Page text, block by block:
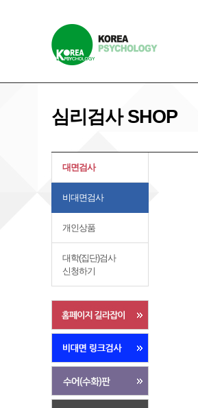
심리검사 SHOP
대면검사
비대면검사
개인상품
대학(집단)검사
신청하기